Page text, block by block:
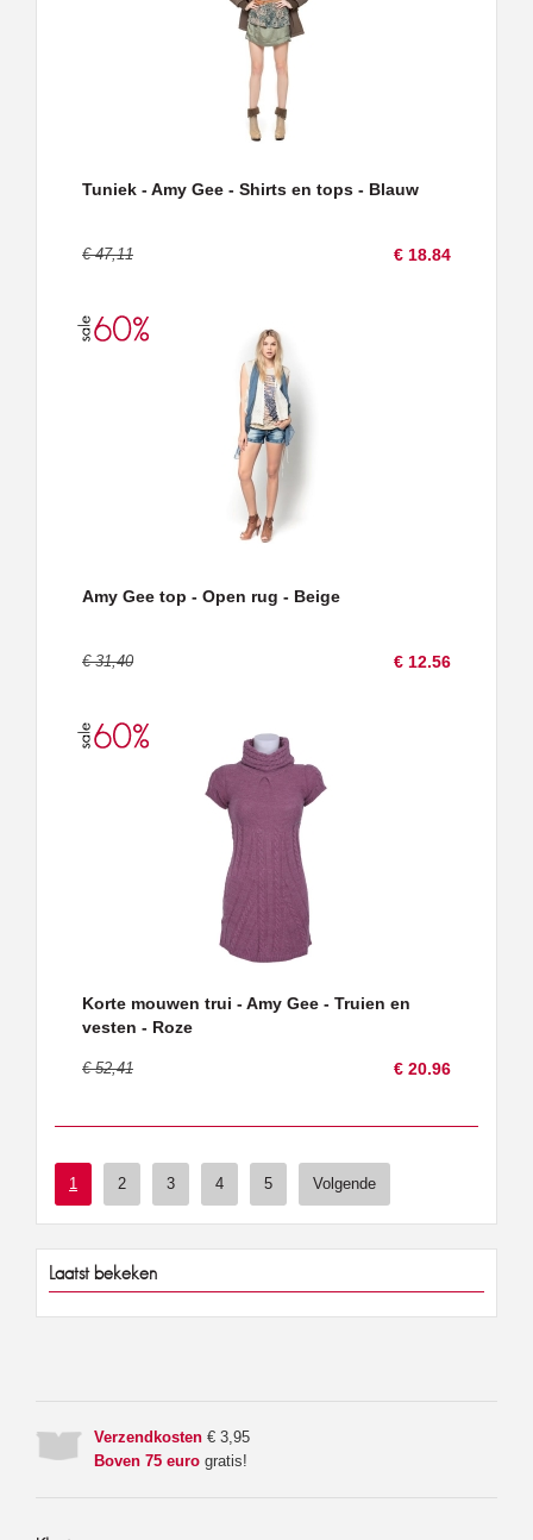
Tuniek - Amy Gee - Shirts en tops - Blauw
€ 47,11 € 18.84
Amy Gee top - Open rug - Beige
€ 31,40 € 12.56
Korte mouwen trui - Amy Gee - Truien en
vesten - Roze
€ 52,41 € 20.96
1 2 3 4 5 Volgende
Laatst bekeken
Verzendkosten € 3,95
Boven 75 euro gratis!